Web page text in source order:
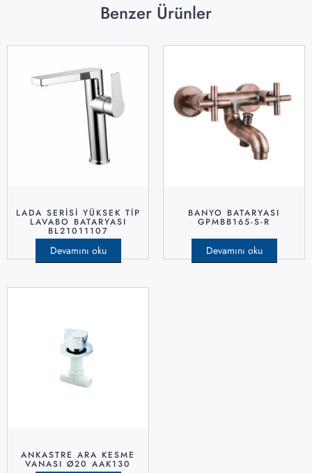
Benzer Ürünler
LADA SERISI YÜKSEK TIP
LAVABO BATARYASI
BL21011107
Devamını oku
BANYO BATARYASI
GPMBB165-S-R
Devamını oku
ANKASTRE ARA KESME
VANASI Ø20 AAK130